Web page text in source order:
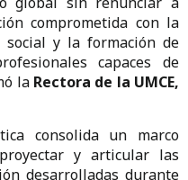
comprometida con la
y la formación de
capaces de
la Rectora de la UMCE,
consolida un marco
y articular las
desarrolladas durante